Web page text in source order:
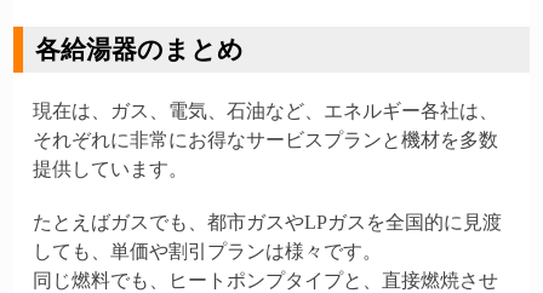
各給湯器のまとめ
現在は、ガス、電気、石油など、エネルギー各社は、
それぞれに非常にお得なサービスプランと機材を多数
提供しています。
たとえばガスでも、都市ガスやLPガスを全国的に見渡
しても、単価や割引プランは様々です。
同じ燃料でも、ヒートポンプタイプと、直接燃焼させ